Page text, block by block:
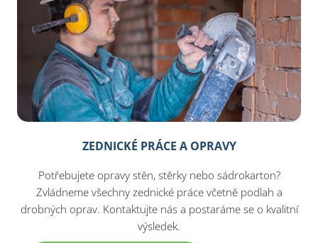
ZEDNICKÉ PRÁCE A OPRAVY
Potřebujete opravy stěn, stěrky nebo sádrokarton?
Zvládneme všechny zednické práce včetně podlah a
drobných oprav. Kontaktujte nás a postaráme se o kvalitní
výsledek.